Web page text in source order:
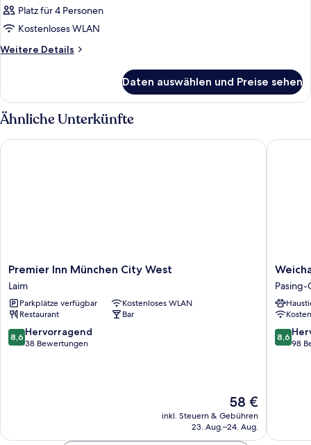
Platz für 4 Personen
Kostenloses WLAN
Weitere Details
Weitere
Daten auswählen und Preise sehen
Ähnliche Unterkünfte
Premier
Inn
München
City
West
Laim
Premier Inn München City West
Laim
Parkplätze verfügbar
Kostenloses WLAN
Restaurant
Bar
8.6
von
8,6 Hervorragend
38 Bewertungen
Der
Preis
beträgt
58 €
inkl. Steuern & Gebühren
23. Aug.–24. Aug.
Premier Inn München City West
Pasing-
8.6
von
8,6
98